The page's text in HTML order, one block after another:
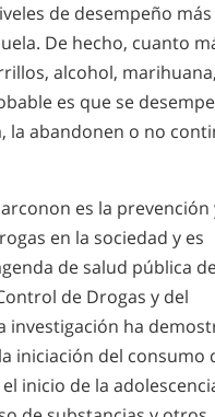
de desempeño
De hecho, cuanto
alcohol,
es que se
la abandonen o no
es la prevención
en la sociedad y es
de salud pública
de Drogas y del
investigación ha
iniciación del consumo
inicio de la